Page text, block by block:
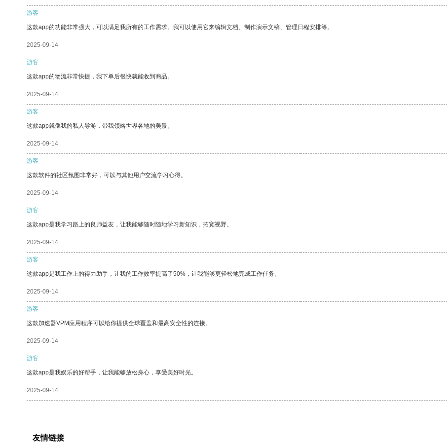
游客
这款app的功能非常强大，可以满足我所有的工作需求。我可以使用它来编辑文档、制作演示文稿、管理日程安排等。
2025-09-14
游客
这款app的物流非常快捷，我下单后很快就能收到商品。
2025-09-14
游客
这款app就像我的私人导游，带我领略世界各地的美景。
2025-09-14
游客
这款软件的社区氛围非常好，可以与其他用户交流学习心得。
2025-09-14
游客
这款app是我学习路上的良师益友，让我能够随时随地学习新知识，拓宽视野。
2025-09-14
游客
这款app是我工作上的得力助手，让我的工作效率提高了50%，让我能够更轻松地完成工作任务。
2025-09-14
游客
这款加速器VPM应用程序可以给你提供全球覆盖和最高安全性的连接。
2025-09-14
游客
这款app是我娱乐的好帮手，让我能够放松身心，享受美好时光。
2025-09-14
友情链接